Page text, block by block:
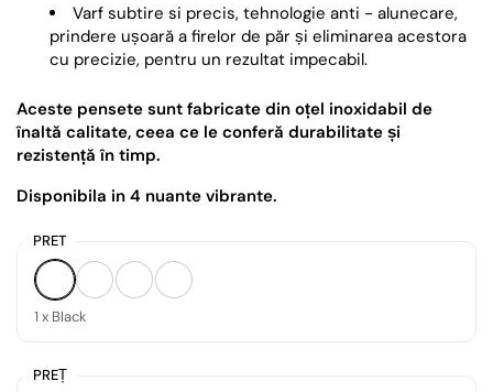
Varf subtire si precis, tehnologie anti - alunecare,
prindere ușoară a firelor de păr și eliminarea acestora
cu precizie, pentru un rezultat impecabil.
Aceste pensete sunt fabricate din oțel inoxidabil de
înaltă calitate, ceea ce le conferă durabilitate și
rezistență în timp.
Disponibila in 4 nuante vibrante.
PRET
1 x Black1 x Purple1 x Rose Gold
1 x Blue
1 x Black
PREȚ